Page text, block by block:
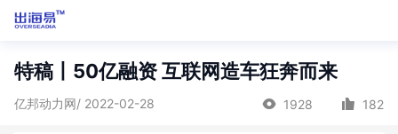
特稿丨50亿融资 互联网造车狂奔而来
亿邦动力网/ 2022-02-28 1928 182